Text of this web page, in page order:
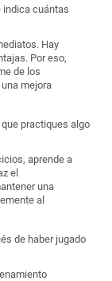
indica cuántas
Hay
Por eso,
de los
mejora
practiques algo
aprende a
el
una
al
de haber jugado